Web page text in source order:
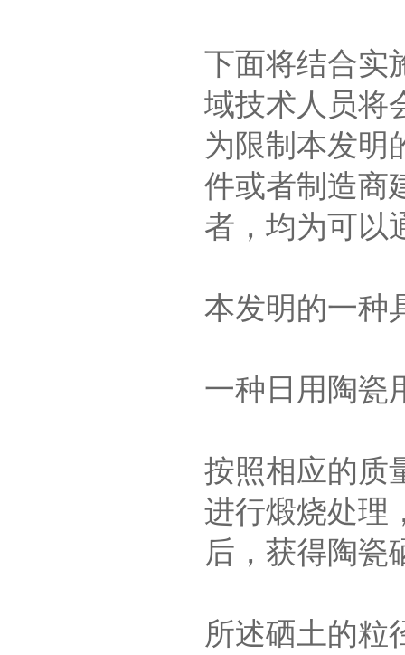
下面将结合实
域技术人员将
为限制本发明
件或者制造商
者，均为可以
本发明的一种
一种日用陶瓷
按照相应的质
进行煅烧处理
后，获得陶瓷
所述硒土的粒